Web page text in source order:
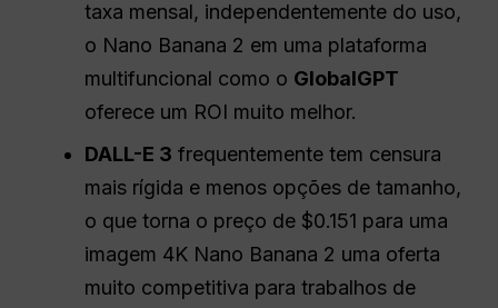
taxa mensal, independentemente do uso,
o Nano Banana 2 em uma plataforma
multifuncional como o GlobalGPT
oferece um ROI muito melhor.
DALL-E 3 frequentemente tem censura
mais rígida e menos opções de tamanho,
o que torna o preço de $0.151 para uma
imagem 4K Nano Banana 2 uma oferta
muito competitiva para trabalhos de